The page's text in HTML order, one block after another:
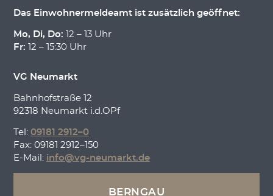
Das Einwohnermeldeamt ist zusätzlich geöffnet:
Mo, Di, Do: 12 – 13 Uhr
Fr: 12 – 15:30 Uhr
VG Neumarkt
Bahnhofstraße 12
92318 Neumarkt i.d.OPf
Tel: 09181 2912–0
Fax: 09181 2912–150
E-Mail: info@vg-neumarkt.de
BERNGAU